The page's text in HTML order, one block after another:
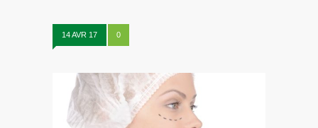
14 AVR 17 0